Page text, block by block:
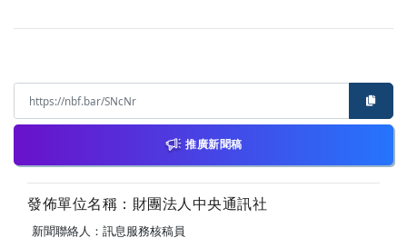
推廣新聞稿
發佈單位名稱：財團法人中央通訊社
新聞聯絡人：訊息服務核稿員